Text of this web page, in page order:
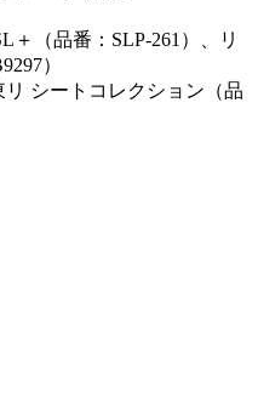
＋（品番：SLP-261）、リ
）
シートコレクション（品